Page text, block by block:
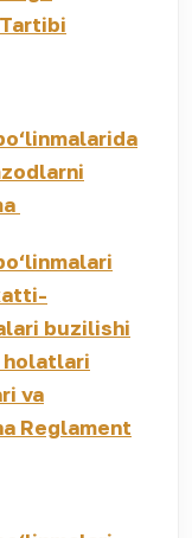
Tartibi
buzilishi
holatlari
va
Reglament